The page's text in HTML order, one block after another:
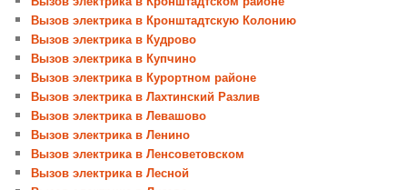
Вызов электрика в Кронштадтскую Колонию
Вызов электрика в Кудрово
Вызов электрика в Купчино
Вызов электрика в Курортном районе
Вызов электрика в Лахтинский Разлив
Вызов электрика в Левашово
Вызов электрика в Ленино
Вызов электрика в Ленсоветовском
Вызов электрика в Лесной